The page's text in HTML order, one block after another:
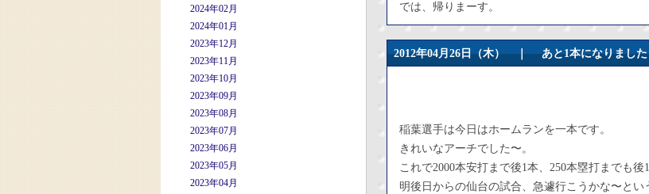
2024年02月
2024年01月
2023年12月
2023年11月
2023年10月
2023年09月
2023年08月
2023年07月
2023年06月
2023年05月
2023年04月
では、帰りまーす。
2012年04月26日（木） ｜あと1本になりまし
稲葉選手は今日はホームランを一本です。
きれいなアーチでした〜。
これで2000本安打まで後1本、250本塁打までも後
明後日からの仙台の試合、急遽行こうかな〜とい